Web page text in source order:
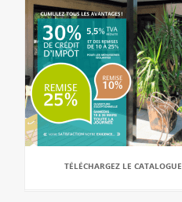
TÉLÉCHARGEZ LE CATALOGUE